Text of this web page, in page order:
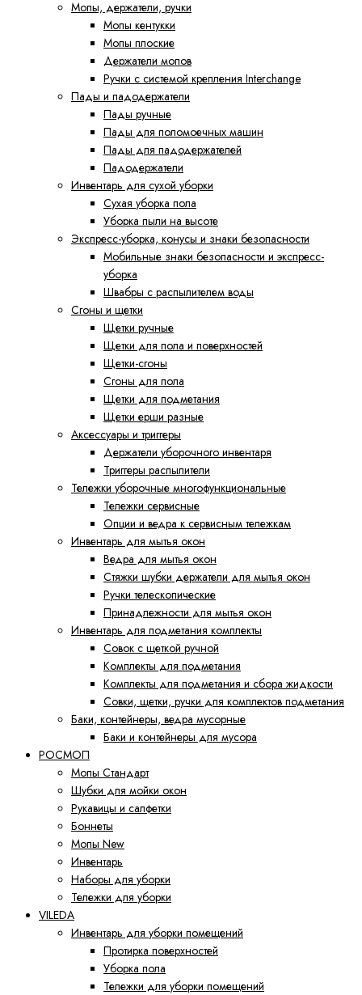
Мопы, держатели, ручки
Мопы кентукки
Мопы плоские
Держатели мопов
Ручки с системой крепления Interchange
Пады и падодержатели
Пады ручные
Пады для поломоечных машин
Пады для падодержателей
Падодержатели
Инвентарь для сухой уборки
Сухая уборка пола
Уборка пыли на высоте
Экспресс-уборка, конусы и знаки безопасности
Мобильные знаки безопасности и экспресс-
уборка
Швабры с распылителем воды
Сгоны и щетки
Щетки ручные
Щетки для пола и поверхностей
Щетки-сгоны
Сгоны для пола
Щетки для подметания
Щетки ерши разные
Аксессуары и триггеры
Держатели уборочного инвентаря
Триггеры распылители
Тележки уборочные многофункциональные
Тележки сервисные
Опции и ведра к сервисным тележкам
Инвентарь для мытья окон
Ведра для мытья окон
Cтяжки шубки держатели для мытья окон
Ручки телескопические
Принадлежности для мытья окон
Инвентарь для подметания комплекты
Совок с щеткой ручной
Комплекты для подметания
Комплекты для подметания и сбора жидкости
Совки, щетки, ручки для комплектов подметания
Баки, контейнеры, ведра мусорные
Баки и контейнеры для мусора
РОСМОП
Мопы Стандарт
Шубки для мойки окон
Рукавицы и салфетки
Боннеты
Мопы New
Инвентарь
Наборы для уборки
Тележки для уборки
VILEDA
Инвентарь для уборки помещений
Протирка поверхностей
Уборка пола
Тележки для уборки помещений